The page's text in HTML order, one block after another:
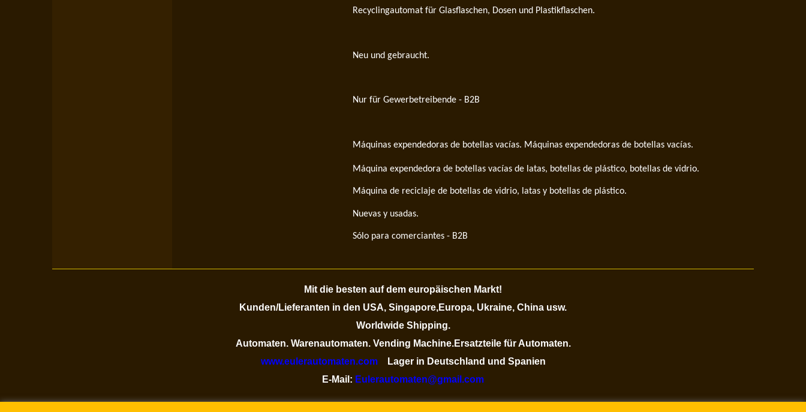
Recyclingautomat für Glasflaschen, Dosen und Plastikflaschen.
Neu und gebraucht.
Nur für Gewerbetreibende - B2B
Máquinas expendedoras de botellas vacías. Máquinas expendedoras de botellas vacías.
Máquina expendedora de botellas vacías de latas, botellas de plástico, botellas de vidrio.
Máquina de reciclaje de botellas de vidrio, latas y botellas de plástico.
Nuevas y usadas.
Sólo para comerciantes - B2B
Mit die besten auf dem europäischen Markt!
Kunden/Lieferanten in den USA, Singapore,Europa, Ukraine, China usw.
Worldwide Shipping.
Automaten. Warenautomaten. Vending Machine.Ersatzteile für Automaten.
www.eulerautomaten.comLager in Deutschland und Spanien
E-Mail: Eulerautomaten@gmail.com